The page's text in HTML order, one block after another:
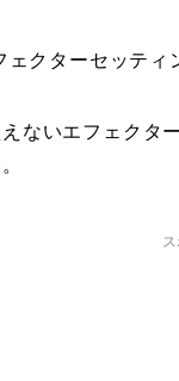
クターセッティ
ないエフェクタ